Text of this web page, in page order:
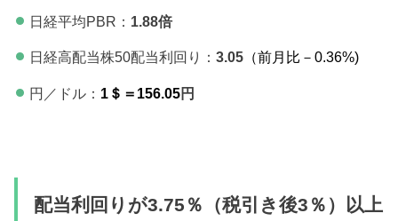
日経平均PBR： 1.88倍
日経高配当株50配当利回り： 3.05（前月比－0.36%)
円／ドル： 1＄＝156.05円
配当利回りが3.75％（税引き後3％）以上